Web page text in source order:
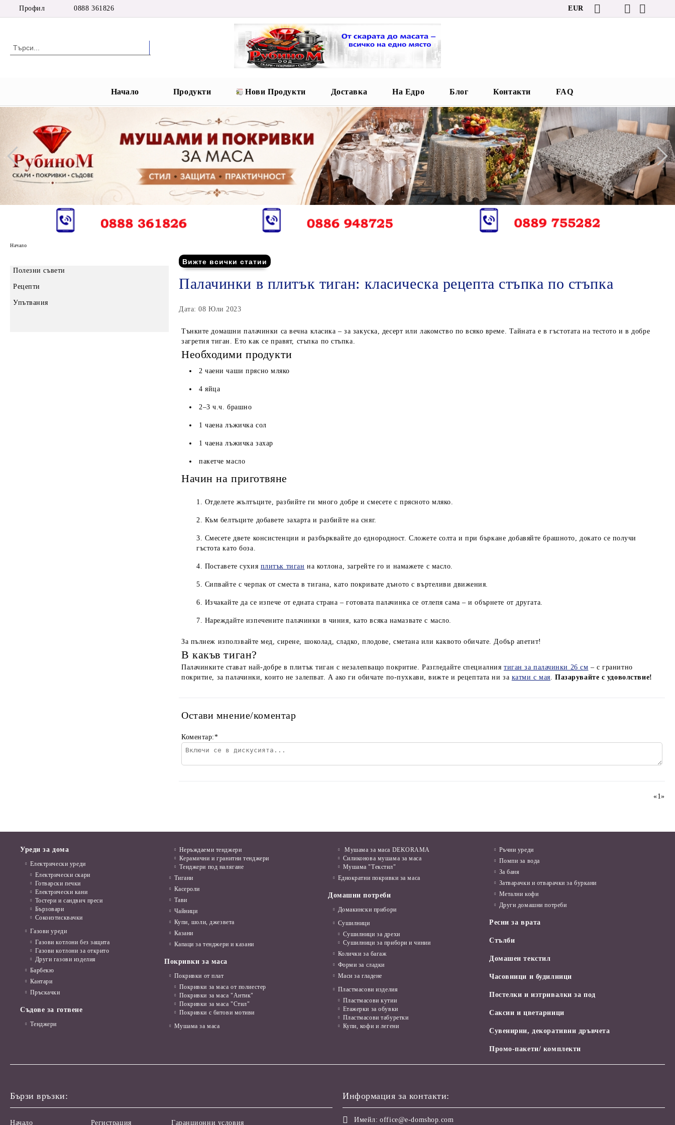
Профил 0888 361826 EUR
Начало Продукти Нови Продукти Доставка На Едро Блог Контакти FAQ
Полезни съвети
Рецепти
Упътвания
Начало
Вижте всички статии
Палачинки в плитък тиган: класическа рецепта стъпка по стъпка
Дата: 08 Юли 2023
Тънките домашни палачинки са вечна класика – за закуска, десерт или лакомство по всяко време. Тайната е в гъстотата на тестото и в добре
загретия тиган. Ето как се правят, стъпка по стъпка.
Необходими продукти
2 чаени чаши прясно мляко
4 яйца
2–3 ч.ч. брашно
1 чаена лъжичка сол
1 чаена лъжичка захар
пакетче масло
Начин на приготвяне
Отделете жълтъците, разбийте ги много добре и смесете с прясното мляко.
Към белтъците добавете захарта и разбийте на сняг.
Смесете двете консистенции и разбърквайте до еднородност. Сложете солта и при бъркане добавяйте брашното, докато се получи
гъстота като боза.
Поставете сухия плитък тиган на котлона, загрейте го и намажете с масло.
Сипвайте с черпак от сместа в тигана, като покривате дъното с въртеливи движения.
Изчакайте да се изпече от едната страна – готовата палачинка се отлепя сама – и обърнете от другата.
Нареждайте изпечените палачинки в чиния, като всяка намазвате с масло.
За пълнеж използвайте мед, сирене, шоколад, сладко, плодове, сметана или каквото обичате. Добър апетит!
В какъв тиган?
Палачинките стават най-добре в плитък тиган с незалепващо покритие. Разгледайте специалния тиган за палачинки 26 см – с гранитно
покритие, за палачинки, които не залепват. А ако ги обичате по-пухкави, вижте и рецептата ни за катми с мая.Пазарувайте с удоволствие!
Остави мнение/коментар
Коментар:*
«1»
Уреди за дома
Електрически уреди
Електрически скари
Готварски печки
Електрически кани
Тостери и сандвич преси
Бързовари
Сокоизтисквачки
Газови уреди
Газови котлони без защита
Газови котлони за открито
Други газови изделия
Барбекю
Кантари
Пръскачки
Съдове за готвене
Тенджери
Неръждаеми тенджери
Керамични и гранитни тенджери
Тенджери под налягане
Тигани
Касероли
Тави
Чайници
Купи, шоли, джезвета
Казани
Капаци за тенджери и казани
Покривки за маса
Покривки от плат
Покривки за маса от полиестер
Покривки за маса "Антик"
Покривки за маса "Стил"
Покривки с битови мотиви
Мушама за маса
Мушама за маса DEKORAMA
Силиконова мушама за маса
Мушама "Текстил"
Еднократни покривки за маса
Домашни потреби
Домакински прибори
Сушилници
Сушилници за дрехи
Сушилници за прибори и чинии
Колички за багаж
Форми за сладки
Маси за гладене
Пластмасови изделия
Пластмасови кутии
Етажерки за обувки
Пластмасови табуретки
Купи, кофи и легени
Ръчни уреди
Помпи за вода
За баня
Затварачки и отварачки за буркани
Метални кофи
Други домашни потреби
Ресни за врата
Стълби
Домашен текстил
Часовници и будилници
Постелки и изтривалки за под
Саксии и цветарници
Сувенирни, декоративни дръвчета
Промо-пакети/ комплекти
Бързи връзки:
Начало Регистрация Гаранционни условия
Информация за контакти:
Имейл: office@e-domshop.com